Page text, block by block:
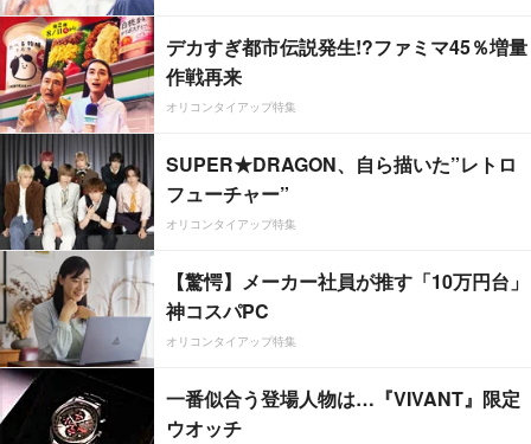
デカすぎ都市伝説発生!?ファミマ45％増量
作戦再来
オリコンタイアップ特集
SUPER★DRAGON、自ら描いた”レトロ
フューチャー”
オリコンタイアップ特集
【驚愕】メーカー社員が推す「10万円台」
神コスパPC
オリコンタイアップ特集
一番似合う登場人物は…『VIVANT』限定
ウオッチ